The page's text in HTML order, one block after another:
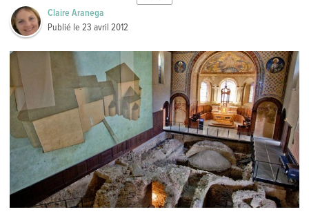
Claire Aranega
Publié le23 avril 2012